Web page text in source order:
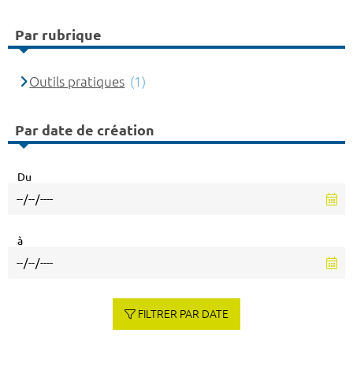
Par rubrique
Outils pratiques (1)
Par date de création
Du
à
FILTRER PAR DATE